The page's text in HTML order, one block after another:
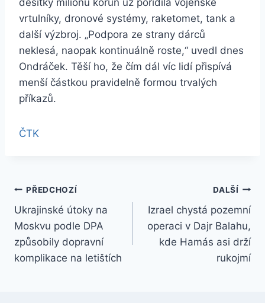
desítky milionů korun už pořídila vojenské
vrtulníky, dronové systémy, raketomet, tank a
další výzbroj. „Podpora ze strany dárců
neklesá, naopak kontinuálně roste,“ uvedl dnes
Ondráček. Těší ho, že čím dál víc lidí přispívá
menší částkou pravidelně formou trvalých
příkazů.
ČTK
Navigace
pro
příspěvek
PŘEDCHOZÍ
Ukrajinské útoky na
Moskvu podle DPA
způsobily dopravní
komplikace na letištích
DALŠÍ
Izrael chystá pozemní
operaci v Dajr Balahu,
kde Hamás asi drží
rukojmí